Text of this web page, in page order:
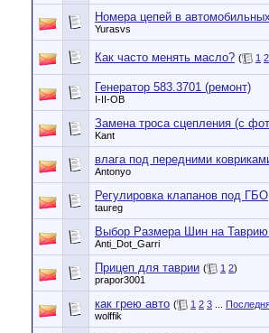
Номера цепей в
Yurasvs
Как часто менять масло? ( 1 2
Генератор 583.3701 (ремонт)
I-II-OB
Замена троса сцепления (с
Kant
влага под передними
Antonyo
Регулировка клапанов под ГБО
taureg
Выбор Размера Шин на Таврию
Anti_Dot_Garri
Прицеп для таврии ( 1 2)
prapor3001
как грею авто ( 1 2 3
wolffik